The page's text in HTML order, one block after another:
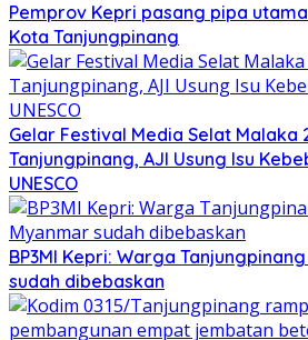
Pemprov Kepri pasang pipa
Kota Tanjungpinang
Gelar Festival Media Selat Malaka
Tanjungpinang, AJI Usung Isu
UNESCO
BP3MI Kepri: Warga
sudah dibebaskan